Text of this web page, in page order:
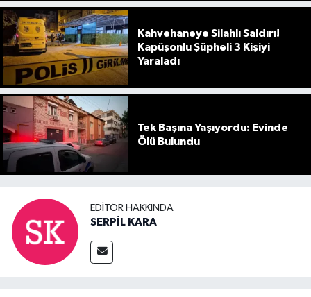
Kahvehaneye Silahlı Saldırı!
Kapüşonlu Şüpheli 3 Kişiyi
Yaraladı
Tek Başına Yaşıyordu: Evinde
Ölü Bulundu
EDITÖR HAKKINDA
SERPİL KARA